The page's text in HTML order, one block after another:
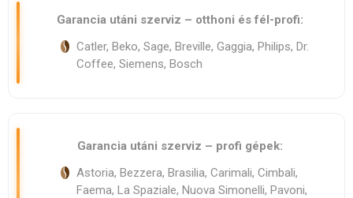
Garancia utáni szerviz – otthoni és fél-profi:
Catler, Beko, Sage, Breville, Gaggia, Philips, Dr.
Coffee, Siemens, Bosch
Garancia utáni szerviz – profi gépek:
Astoria, Bezzera, Brasilia, Carimali, Cimbali,
Faema, La Spaziale, Nuova Simonelli, Pavoni,